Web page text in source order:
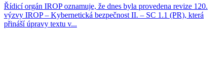
Řídicí orgán IROP oznamuje, že dnes byla provedena revize 120.
výzvy IROP – Kybernetická bezpečnost II. – SC 1.1 (PR), která
přináší úpravy textu v...